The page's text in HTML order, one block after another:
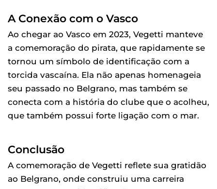
A Conexão com o Vasco
Ao chegar ao Vasco em 2023, Vegetti manteve
a comemoração do pirata, que rapidamente se
tornou um símbolo de identificação com a
torcida vascaína. Ela não apenas homenageia
seu passado no Belgrano, mas também se
conecta com a história do clube que o acolheu,
que também possui forte ligação com o mar.
Conclusão
A comemoração de Vegetti reflete sua gratidão
ao Belgrano, onde construiu uma carreira